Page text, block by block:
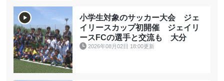
小学生対象のサッカー大会 ジェ
イリースカップ初開催 ジェイリ
ースFCの選手と交流も 大分
2026年08月02日 18:00更新